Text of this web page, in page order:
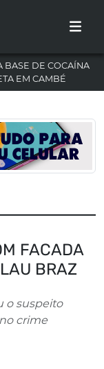
BASE DE COCAÍNA
EM CAMBÉ
FACADA
BRAZ
o suspeito
crime